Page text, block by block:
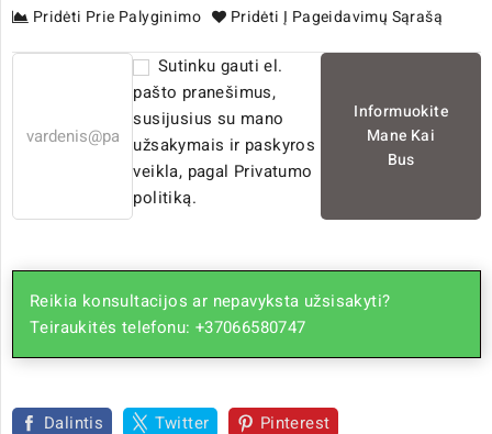
Pridėti Prie Palyginimo Pridėti Į Pageidavimų Sąrašą
Sutinku gauti el.
pašto pranešimus,
susijusius su mano
užsakymais ir paskyros
veikla, pagal Privatumo
politiką.
Informuokite
Mane Kai
Bus
Reikia konsultacijos ar nepavyksta užsisakyti?
Teiraukitės telefonu: +37066580747
Dalintis Twitter Pinterest